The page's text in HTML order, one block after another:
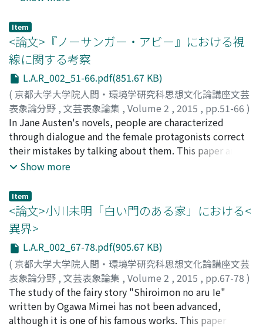
wir im 1. Kapitel über die eigentümliche Stellung der
antikisierenden Dichtung, die Klopstock und seine
Zeitgenossen ins Werk setzten, im Strom seit der
Opitzschen Versreform, einen flüchtigen Überblick.
Zweitens wird im 3. Kapitel die oben genannte
Prosodie, die wir deshalb als eine "begriffmäßige"
angeben wollen, weil sie die deutschen Silben in die
"Länge" und "Kürze", korrespondent zum "longum"
und "breve" bei den Alten, jedoch, im Unterschied zu
ihnen, die zu ihrer Prosodie ausschließlich die
Silbenqunantität zugrundelegten, ganz "begriffmäßig",
wie Klopstock so feststellt, einteilten, vorgestellt.
Drittens aber wird im 4. und 5 Kapitel die andere Seite
der "rigoristischen" Nachahmer der alten Rhythmik ans
Licht gebracht, die zwar ihr Dichtungsprinzip zum
großen Teil jener begriffmäßigen Prosodie vedankten,
jedoch, betreffend die berühmte Vermeidung des
Trochäus (-●), mit dessen Einmischung im
hexametrischen Vers der ungerade Takt bewirkt werden
kann, der Qunatität der deutschen Silben im Sinne der
beiden antiken Sprachen mit Rechnung trugen, womit
sie eine rhythmische wie auch phonetische Integration
zwischen ihrer Muttersprache und der Fremden, die
Ähnlichkeit ihres Romanstils häufig erwähnt wird. Man
kann sagen, dass die beiden Schriftsteller im einfachen
Stil schreiben und in ihren Werken häufig viele sexuelle
Beschreibungen und der widersinnige Tod der Figuren
auftreten. Aber, wenn man einen Vergleich zwischen
zwei Großstadtromanen, Kestens "Glückliche
Menschen" und Kästners "Fabian" zieht, taucht ein
deutlicher Unterschied zwischen den Funktionen ihrer
zwei Hauptfiguren auf: Einerseits wird Max Blattner, der
Held in Kestens "Glückliche Menschen", als das Symbol
der rationalen Wertvorstellungen im 1920er dargestellt
der Gesellschaft in den 1920er Jahren zu zeigen.
Anderseits wird Jakob Fabian, der Held in Kästners
"Fabian", als der die Gesellschaft beobachtende
Moralist, der über das Ideal der Menschen denkt,
dargestellt und beschäftigt sich mit der Rolle, den
Lesern über die von ihm erfahrene Gesellschaft zu
berichten. Das Ziel dieser Abhandlung ist es, durch den
Vergleich zweier Hauptfiguren den Unterschied der
Erzähltechnik und der Romanstruktur bei Kesten und
Kästner festzustellen und aufzuzeigen.
Item
<論文>『ノーサンガー・アビー』における視
線に関する考察
L.A.R_002_51-66.pdf(851.67 KB)
( 京都大学大学院人間・環境学研究科思想文化論講座文芸
表象論分野 , 文芸表象論集 , Volume 2 , 2015 , pp.51-66 )
高橋, 一馬;TAKAHASHI, Kazuma;タカハシ, カズマ
In Jane Austen's novels, people are characterized
through dialogue and the female protagonists correct
their mistakes by talking about them. This paper argues
that not only their conversations but also the eyes of
consider Northanger Abbey and examine descriptions of
characters' eyes to understand and show their role in
portraying the relationship between characters. In
addition, we will also consider other novels by Austen,
examining other factors such as conversations and the
letters. Moreover, we acknowledge the significance of
Northanger Abbey in her novels.
Show more
Item
<論文>小川未明「白い門のある家」における<
異界>
L.A.R_002_67-78.pdf(905.67 KB)
( 京都大学大学院人間・環境学研究科思想文化論講座文芸
表象論分野 , 文芸表象論集 , Volume 2 , 2015 , pp.67-78 )
道合, 裕基;DOAI, Hironori;ドオアイ, ヒロノリ
The study of the fairy story "Shiroimon no aru Ie"
written by Ogawa Mimei has not been advanced,
although it is one of his famous works. This paper